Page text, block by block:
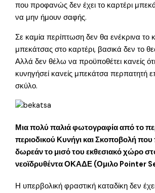
που προφανώς δεν έχει το καρτέρι
να μην ήμουν σαφής.
Σε καμία περίπτωση δεν θα ενέκρινα το
μπεκάτσας στο καρτέρι, βασικά δεν το
Αλλά δεν θέλω να προϋποθέτει κανείς
κυνηγήσεί κανείς μπεκάτσα περπατητή
σκύλο.
Μια πολύ παλιά φωτογραφία από το
περιοδικού Κυνήγι και Σκοποβολή
δωρεάν το μισό του εκθεσιακό χώρο
νεοϊδρυθέντα ΟΚΑΔΕ (Ομιλο Pointer
Η υπερβολική φραστική καταδίκη δεν